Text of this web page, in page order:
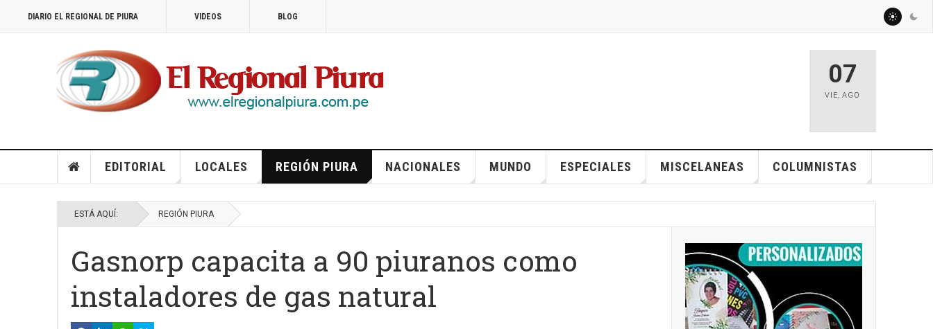
DIARIO EL REGIONAL DE PIURA VIDEOS BLOG
07
VIE,AGO
EDITORIAL LOCALES REGIÓN PIURA NACIONALES MUNDO ESPECIALES MISCELANEAS COLUMNISTAS
ESTÁ AQUÍ: REGIÓN PIURA
Gasnorp capacita a 90 piuranos como
instaladores de gas natural